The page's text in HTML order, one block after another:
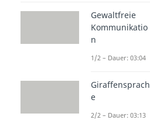
Gewaltfreie
Kommunikatio
n
1/2 – Dauer: 03:04
Giraffensprach
e
2/2 – Dauer: 03:13